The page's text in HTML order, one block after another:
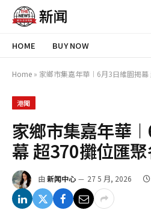
HOME BUY NOW
Home » 家鄉市集嘉年華︱6月3日維園揭
港聞
家鄉市集嘉年華
幕 超370攤位匯
由 新闻中心 27 5 月, 2026